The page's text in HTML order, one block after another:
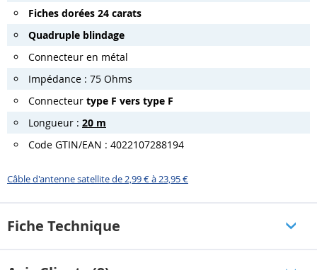
Fiches dorées 24 carats
Quadruple blindage
Connecteur en métal
Impédance : 75 Ohms
Connecteur type F vers type F
Longueur : 20 m
Code GTIN/EAN : 4022107288194
Câble d'antenne satellite de 2,99 € à 23,95 €
Fiche Technique